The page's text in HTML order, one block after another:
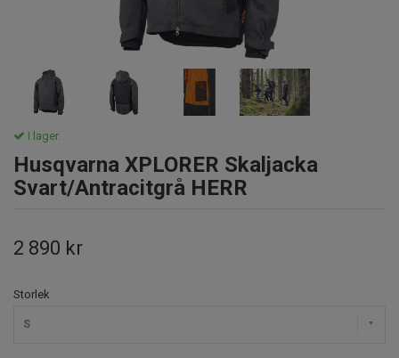
I lager.
Husqvarna XPLORER Skaljacka
Svart/Antracitgrå HERR
2 890 kr
Storlek
S